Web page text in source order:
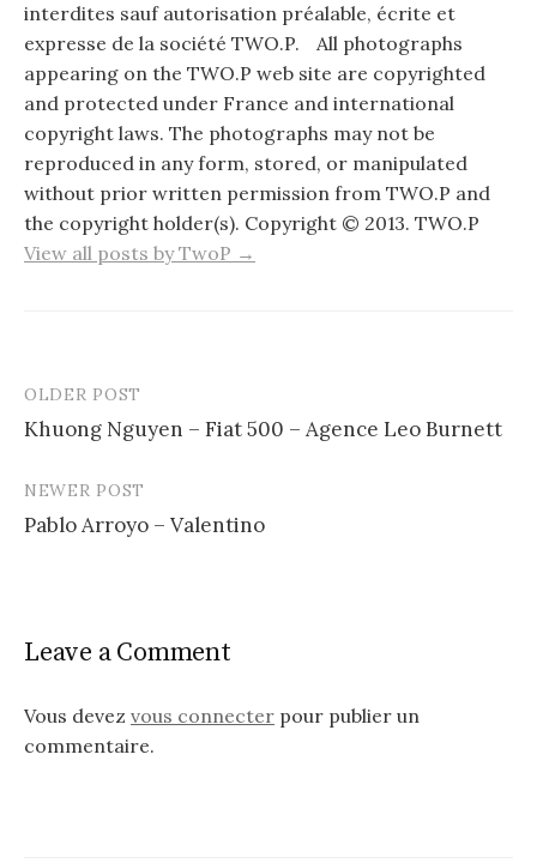
interdites sauf autorisation préalable, écrite et
expresse de la société TWO.P. All photographs
appearing on the TWO.P web site are copyrighted
and protected under France and international
copyright laws. The photographs may not be
reproduced in any form, stored, or manipulated
without prior written permission from TWO.P and
the copyright holder(s). Copyright © 2013. TWO.P
View all posts by TwoP →
Post
navigation
OLDER POST
Khuong Nguyen – Fiat 500 – Agence Leo Burnett
NEWER POST
Pablo Arroyo – Valentino
Leave a Comment
Vous devez vous connecter pour publier un
commentaire.